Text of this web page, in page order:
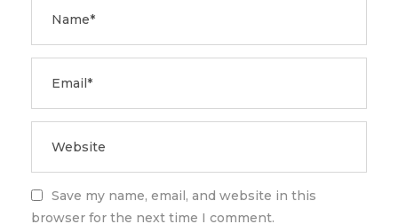
Save my name, email, and website in this
browser for the next time I comment.